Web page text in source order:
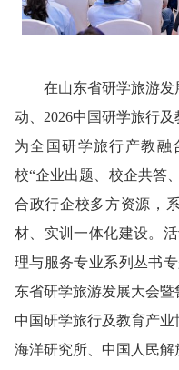
在山东省研学旅游
动、2026中国研学旅行
为全国研学旅行产教融
校“企业出题、校企共答
合政行企校多方资源，
材、实训一体化建设。
理与服务专业系列丛书
东省研学旅游发展大会
中国研学旅行及教育产
海洋研究所、中国人民